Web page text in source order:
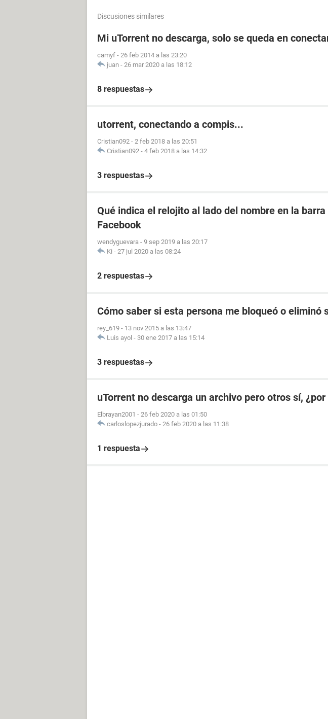
Discusiones similares
Mi uTorrent no descarga, solo se queda en
camyf - 26 feb 2014 a las 23:20
juan - 26 mar 2020 a las 18:12
8 respuestas
utorrent, conectando a compis...
Cristian092 - 2 feb 2018 a las 20:51
Cristian092 - 4 feb 2018 a las 14:32
3 respuestas
Qué indica el relojito al lado del nombre en la
Facebook
wendyguevara - 9 sep 2019 a las 20:17
Ki - 27 jul 2020 a las 08:24
2 respuestas
Cómo saber si esta persona me bloqueó o eliminó
rey_619 - 13 nov 2015 a las 13:47
Luis ayol - 30 ene 2017 a las 15:14
3 respuestas
uTorrent no descarga un archivo pero otros sí, ¿por
Elbrayan2001 - 26 feb 2020 a las 01:50
carloslopezjurado - 26 feb 2020 a las 11:38
1 respuesta